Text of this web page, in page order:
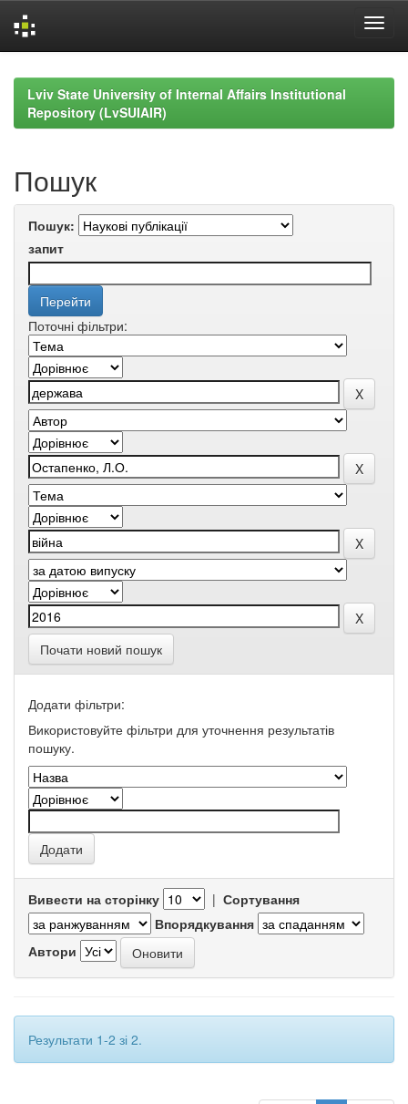
navigationLviv State University of Internal Affairs Institutional
Repository (LvSUIAIR)
Пошук
Пошук:
запит
Поточні фільтри:
Почати новий пошук
Додати фільтри:
Використовуйте фільтри для уточнення результатів
пошуку.
Вивести на сторінку | Сортування
Впорядкування
Автори
Результати 1-2 зі 2.